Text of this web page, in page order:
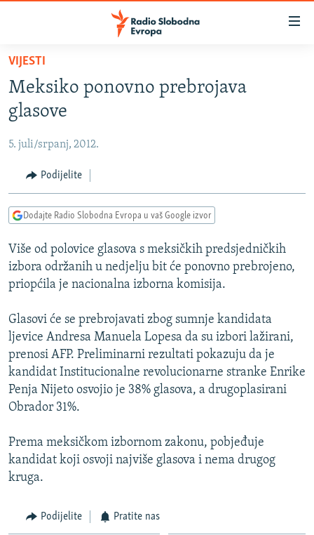
Pređite
glavni
sadržaj
Pređite
na
navigaciju
Pređite
na
VIJESTI
BOSNA I HERCEGOVINA
SRBIJA
KOSOVO
CRNA GORA
VIDEO
FOTOGALERIJE
INFOGRAFIKE
PODCASTI
RAT U UKRAJINI
KINA NA BALKANU
ISPRIČAJ MI
DNEVNO@RSE
SPECIJALI RSE
VIŠE OD NASLOVA
POPLAVE I KLIZIŠTA U BIH 2024.
TV LIBERTY
Sve RFE/RL stranice
VIJESTI
Meksiko ponovno prebrojava
glasove
5. juli/srpanj, 2012.
Podijelite
Dodajte Radio Slobodna Evropa u vaš Google izvor
Više od polovice glasova s meksičkih predsjedničkih
izbora održanih u nedjelju bit će ponovno prebrojeno,
priopćila je nacionalna izborna komisija.
Glasovi će se prebrojavati zbog sumnje kandidata
ljevice Andresa Manuela Lopesa da su izbori lažirani,
prenosi AFP. Preliminarni rezultati pokazuju da je
kandidat Institucionalne revolucionarne stranke Enrike
Penja Nijeto osvojio je 38% glasova, a drugoplasirani
Obrador 31%.
Prema meksičkom izbornom zakonu, pobjeđuje
kandidat koji osvoji najviše glasova i nema drugog
kruga.
Podijelite Pratite nas